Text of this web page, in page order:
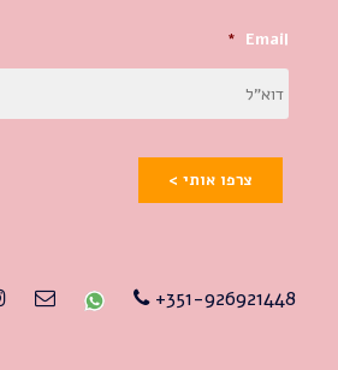
Email
*
צרפו אותי >
351-926921448+